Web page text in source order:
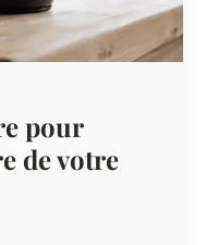
pour
de votre